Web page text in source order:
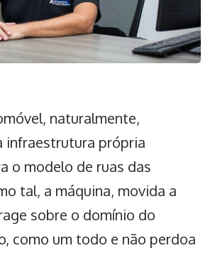
naturalmente,
infraestrutura própria
o modelo de ruas das
tal, a máquina, movida a
sobre o domínio do
como um todo e não perdoa